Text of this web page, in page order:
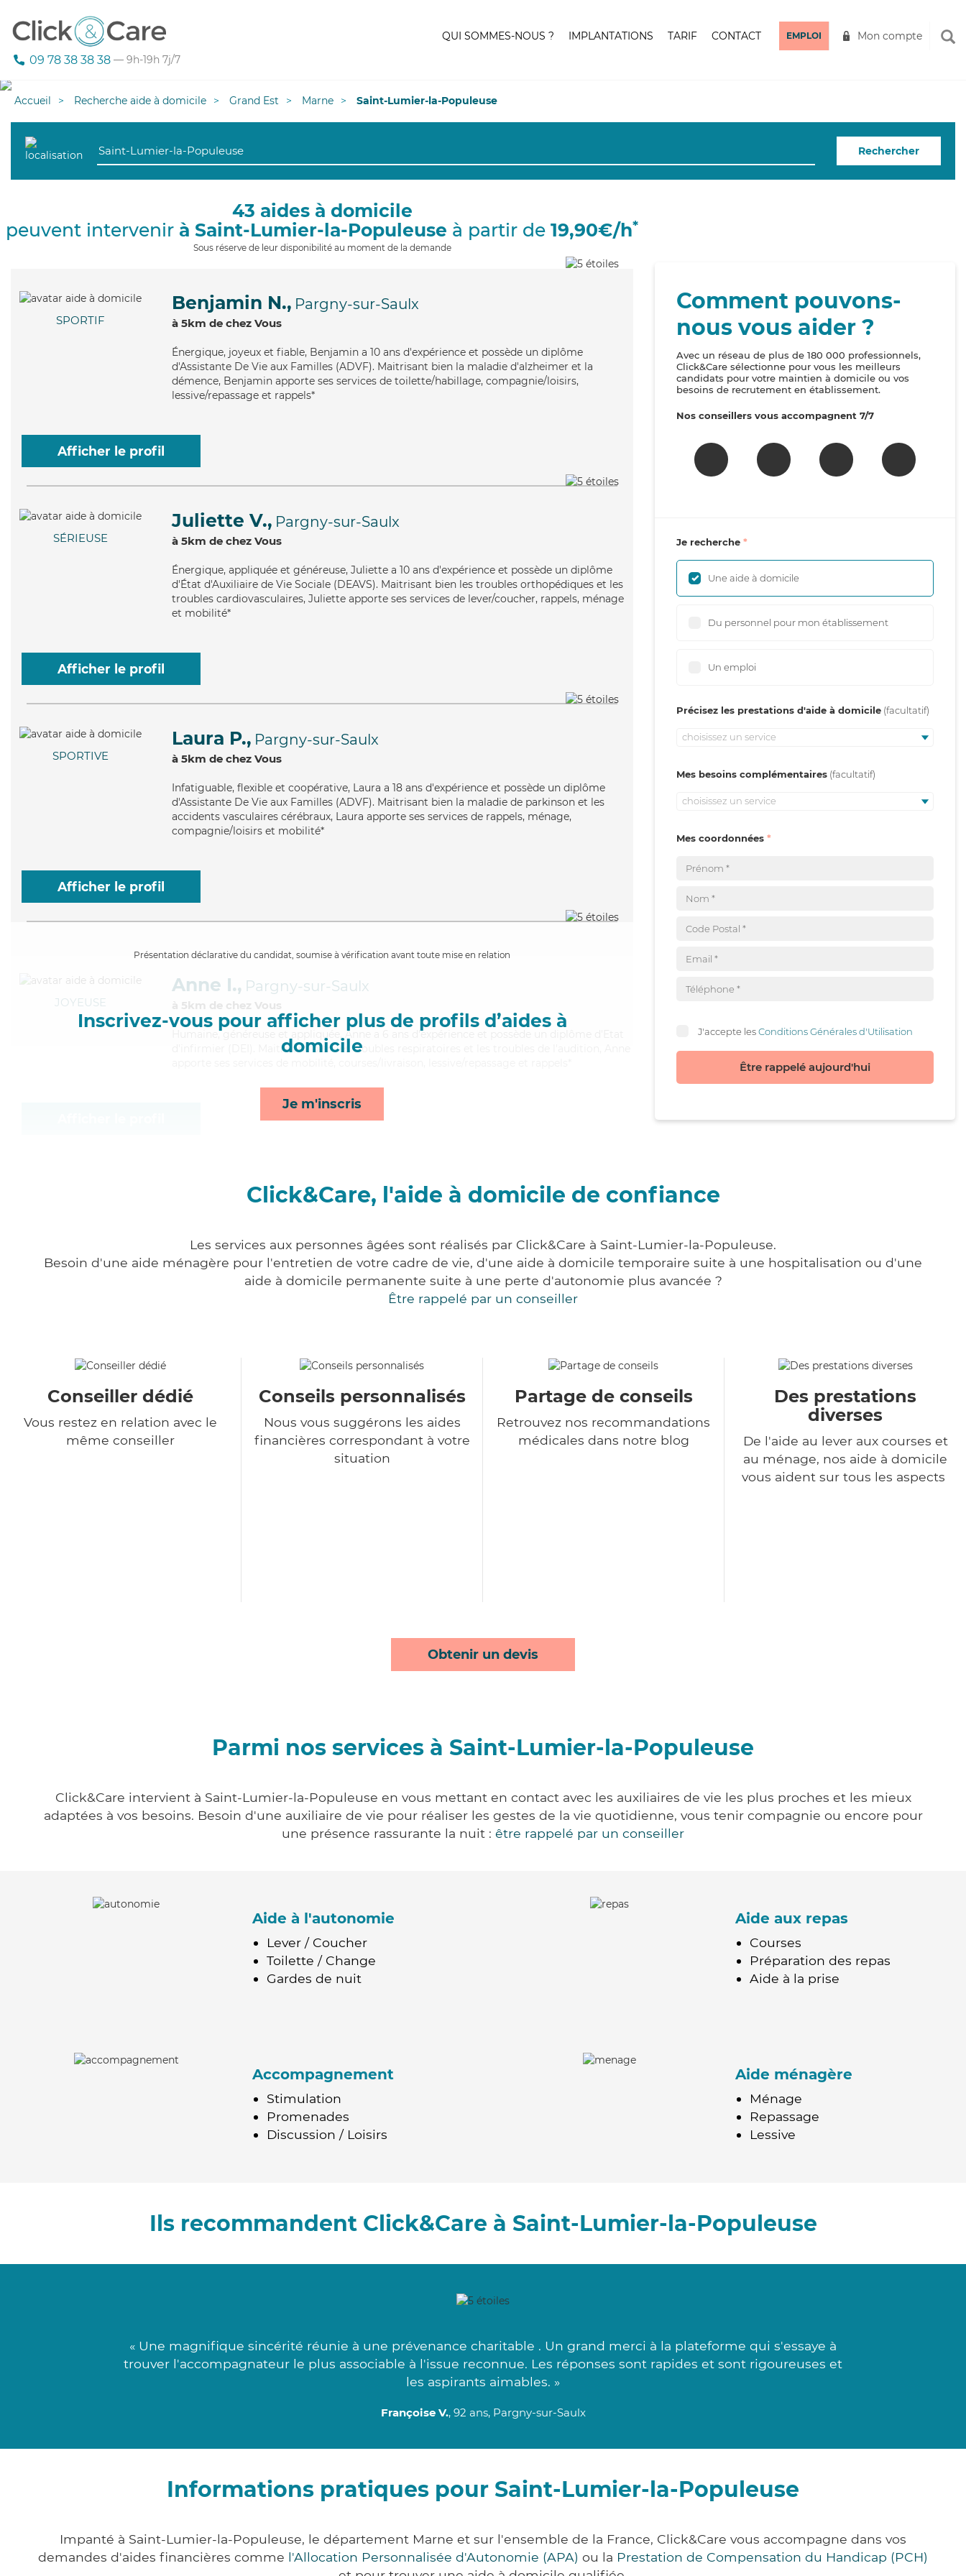
09 78 38 38 38 — 9h-19h 7j/7
QUI SOMMES-NOUS ? IMPLANTATIONS TARIF CONTACT EMPLOI Mon compte
Accueil Recherche aide à domicile Grand Est Marne Saint-Lumier-la-Populeuse
Rechercher
43 aides à domicile
peuvent intervenir à Saint-Lumier-la-Populeuse à partir de 19,90€/h*
Sous réserve de leur disponibilité au moment de la demande
SPORTIF
Benjamin N., Pargny-sur-Saulx
à 5km de chez Vous
Énergique, joyeux et fiable, Benjamin a 10 ans d'expérience et possède un diplôme
d'Assistante De Vie aux Familles (ADVF). Maitrisant bien la maladie d'alzheimer et la
démence, Benjamin apporte ses services de toilette/habillage, compagnie/loisirs,
lessive/repassage et rappels*
Afficher le profil
SÉRIEUSE
Juliette V., Pargny-sur-Saulx
à 5km de chez Vous
Énergique, appliquée et généreuse, Juliette a 10 ans d'expérience et possède un diplôme
d'État d'Auxiliaire de Vie Sociale (DEAVS). Maitrisant bien les troubles orthopédiques et les
troubles cardiovasculaires, Juliette apporte ses services de lever/coucher, rappels, ménage
et mobilité*
Afficher le profil
SPORTIVE
Laura P., Pargny-sur-Saulx
à 5km de chez Vous
Infatiguable, flexible et coopérative, Laura a 18 ans d'expérience et possède un diplôme
d'Assistante De Vie aux Familles (ADVF). Maitrisant bien la maladie de parkinson et les
accidents vasculaires cérébraux, Laura apporte ses services de rappels, ménage,
compagnie/loisirs et mobilité*
Afficher le profil
Présentation déclarative du candidat, soumise à vérification avant toute mise en relation
Inscrivez-vous pour afficher plus de profils d’aides à
domicile
Je m'inscris
JOYEUSE
Anne I., Pargny-sur-Saulx
à 5km de chez Vous
, généreuse et appliquée, Anne a 6 ans d'expérience et possède un diplôme d'Etat
d'infirmier (DEI). Maitrisant bien les troubles respiratoires et les troubles de l'audition, Anne
Comment pouvons-
nous vous aider ?
Avec un réseau de plus de 180 000 professionnels,
Click&Care sélectionne pour vous les meilleurs
candidats pour votre maintien à domicile ou vos
besoins de recrutement en établissement.
Nos conseillers vous accompagnent 7/7
Je recherche
Une aide à domicile
Du personnel pour mon établissement
Un emploi
Précisez les prestations d'aide à domicile
choisissez un service
Mes besoins complémentaires
choisissez un service
Mes coordonnées
J'accepte lesConditions Générales d'Utilisation
Être rappelé aujourd'hui
Click&Care, l'aide à domicile de confiance
Les services aux personnes âgées sont réalisés par Click&Care à Saint-Lumier-la-Populeuse.
Besoin d'une aide ménagère pour l'entretien de votre cadre de vie, d'une aide à domicile temporaire suite à une hospitalisation ou d'une
aide à domicile permanente suite à une perte d'autonomie plus avancée ?
Être rappelé par un conseiller
Conseiller dédié
Vous restez en relation avec le
même conseiller
Conseils personnalisés
Nous vous suggérons les aides
financières correspondant à votre
situation
Partage de conseils
Retrouvez nos recommandations
médicales dans notre blog
Des prestations
diverses
De l'aide au lever aux courses et
au ménage, nos aide à domicile
vous aident sur tous les aspects
Obtenir un devis
Parmi nos services à Saint-Lumier-la-Populeuse
Click&Care intervient à Saint-Lumier-la-Populeuse en vous mettant en contact avec les auxiliaires de vie les plus proches et les mieux
adaptées à vos besoins. Besoin d'une auxiliaire de vie pour réaliser les gestes de la vie quotidienne, vous tenir compagnie ou encore pour
une présence rassurante la nuit : être rappelé par un conseiller
Aide à l'autonomie
Lever / Coucher
Toilette / Change
Gardes de nuit
Aide aux repas
Courses
Préparation des repas
Aide à la prise
Accompagnement
Stimulation
Promenades
Discussion / Loisirs
Aide ménagère
Ménage
Repassage
Lessive
Ils recommandent Click&Care à Saint-Lumier-la-Populeuse
« Une magnifique sincérité réunie à une prévenance charitable . Un grand merci à la plateforme qui s'essaye à
trouver l'accompagnateur le plus associable à l'issue reconnue. Les réponses sont rapides et sont rigoureuses et
les aspirants aimables. »
Françoise V., 92 ans, Pargny-sur-Saulx
Informations pratiques pour Saint-Lumier-la-Populeuse
Impanté à Saint-Lumier-la-Populeuse, le département Marne et sur l'ensemble de la France, Click&Care vous accompagne dans vos
demandes d'aides financières comme l'Allocation Personnalisée d'Autonomie (APA) ou la Prestation de Compensation du Handicap (PCH)